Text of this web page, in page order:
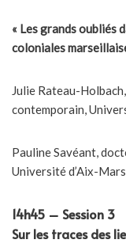
« Les grands oubliés
coloniales
Julie Rateau-
contemporain,
Pauline Savéant,
Université d’Aix-
14h45 – Session 3
Sur les traces des